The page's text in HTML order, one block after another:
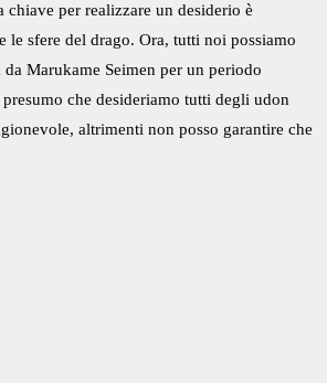
chiave per realizzare un desiderio è
le sfere del drago. Ora, tutti noi possiamo
Marukame Seimen per un periodo
che desideriamo tutti degli udon
altrimenti non posso garantire che